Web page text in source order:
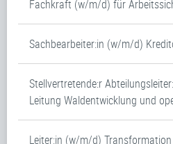
Fachkraft (w/m/d) für
Sachbearbeiter:in (w/m/d)
Stellvertretende:r
Leitung Waldentwicklung und
Leiter:in (w/m/d)